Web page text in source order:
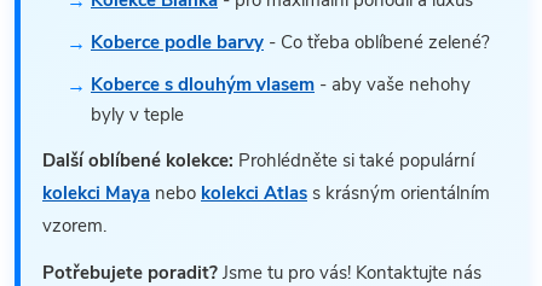
Koberce podle barvy - Co třeba oblíbené zelené?
Koberce s dlouhým vlasem - aby vaše nehohy
byly v teple
Další oblíbené kolekce: Prohlédněte si také populární
kolekci Maya nebo kolekci Atlas s krásným orientálním
vzorem.
Potřebujete poradit? Jsme tu pro vás! Kontaktujte nás